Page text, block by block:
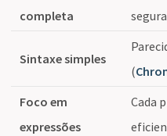
completa
Sintaxe simples
(
Foco em
expressões
Cada